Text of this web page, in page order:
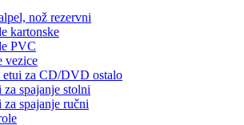
nož rezervni
kartonske
PVC
vezice
za CD/DVD ostalo
za spajanje stolni
za spajanje ručni